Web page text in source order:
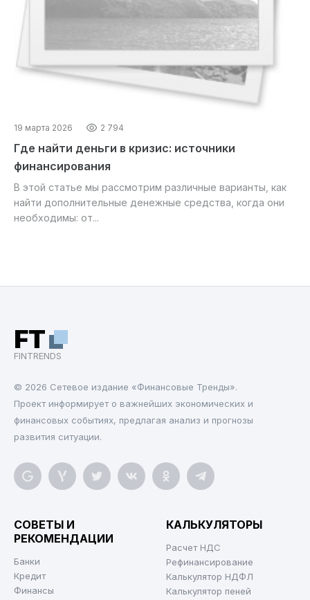
19 марта 2026 2 794
Где найти деньги в кризис: источники
финансирования
В этой статье мы рассмотрим различные варианты, как
найти дополнительные денежные средства, когда они
необходимы: от...
FT
FINTRENDS
© 2026 Cетевое издание «Финансовые Тренды».
Проект информирует о важнейших экономических и
финансовых событиях, предлагая анализ и прогнозы
развития ситуации.
СОВЕТЫ И
РЕКОМЕНДАЦИИ
Банки
Кредит
Финансы
КАЛЬКУЛЯТОРЫ
Расчет НДС
Рефинансирование
Калькулятор НДФЛ
Калькулятор пеней